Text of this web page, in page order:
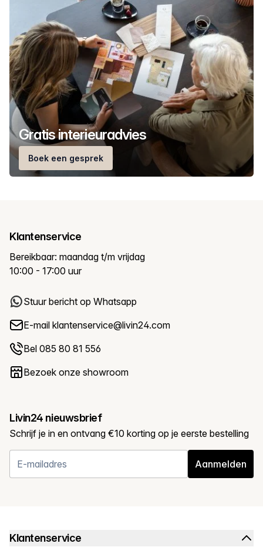
Gratis interieuradvies
Boek een gesprek
Klantenservice
Bereikbaar: maandag t/m vrijdag
10:00 - 17:00 uur
Stuur bericht op Whatsapp
E-mail klantenservice@livin24.com
Bel 085 80 81 556
Bezoek onze showroom
Livin24 nieuwsbrief
Schrijf je in en ontvang €10 korting op je eerste bestelling
Aanmelden
Klantenservice